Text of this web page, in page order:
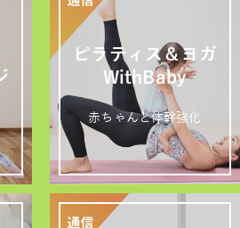
ピラティス＆ヨガ
WithBaby
赤ちゃんと体幹強化